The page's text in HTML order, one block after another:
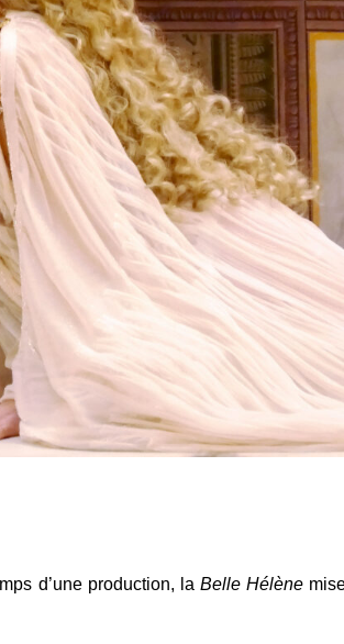
d’une production, laBelle Hélène